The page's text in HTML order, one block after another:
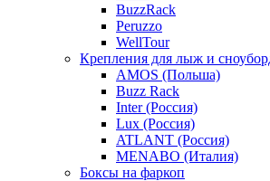
BuzzRack
Peruzzo
WellTour
Крепления для лыж и
AMOS (Польша)
Buzz Rack
Inter (Россия)
Lux (Россия)
ATLANT (Россия)
MENABO (Италия)
Боксы на фаркоп